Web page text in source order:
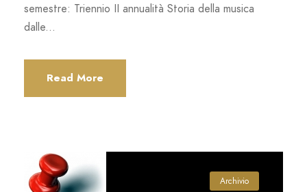
semestre: Triennio II annualità Storia della musica
dalle...
Read More
Archivio